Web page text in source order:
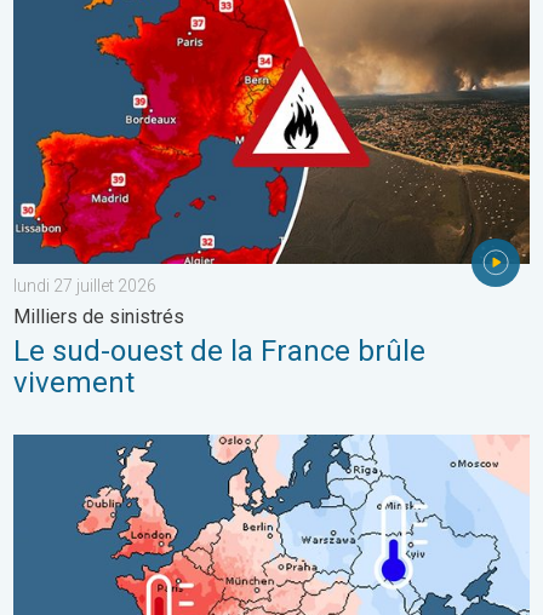
lundi 27 juillet 2026
Milliers de sinistrés
Le sud-ouest de la France brûle
vivement
Grands contrastes météo en juillet. En Europe. . . lundi 3 août